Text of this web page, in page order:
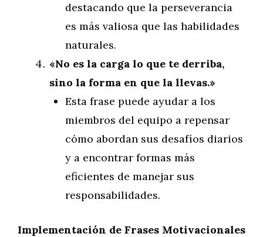
destacando que la perseverancia
es más valiosa que las habilidades
naturales.
«No es la carga lo que te derriba,
sino la forma en que la llevas.»
Esta frase puede ayudar a los
miembros del equipo a repensar
cómo abordan sus desafíos diarios
y a encontrar formas más
eficientes de manejar sus
responsabilidades.
Implementación de Frases Motivacionales